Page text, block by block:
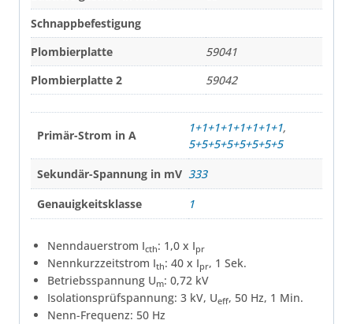
Schnappbefestigung
Plombierplatte
59041
Plombierplatte 2
59042
Primär-Strom in A
1+1+1+1+1+1+1+1,
5+5+5+5+5+5+5+5
Sekundär-Spannung in mV 333
Genauigkeitsklasse
1
Nenndauerstrom Icth: 1,0 x Ipr
Nennkurzzeitstrom Ith: 40 x Ipr, 1 Sek.
Betriebsspannung Um: 0,72 kV
Isolationsprüfspannung: 3 kV, Ueff, 50 Hz, 1 Min.
Nenn-Frequenz: 50 Hz